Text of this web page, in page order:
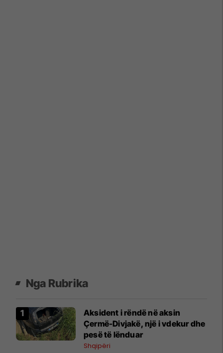
Nga Rubrika
Aksident i rëndë në aksin
Çermë-Divjakë, një i vdekur dhe
pesë të lënduar
Shqipëri